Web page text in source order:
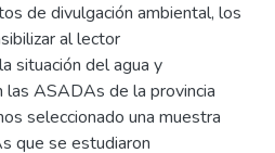
de divulgación ambiental, los
al lector
situación del agua y
las ASADAs de la provincia
seleccionado una muestra
que se estudiaron